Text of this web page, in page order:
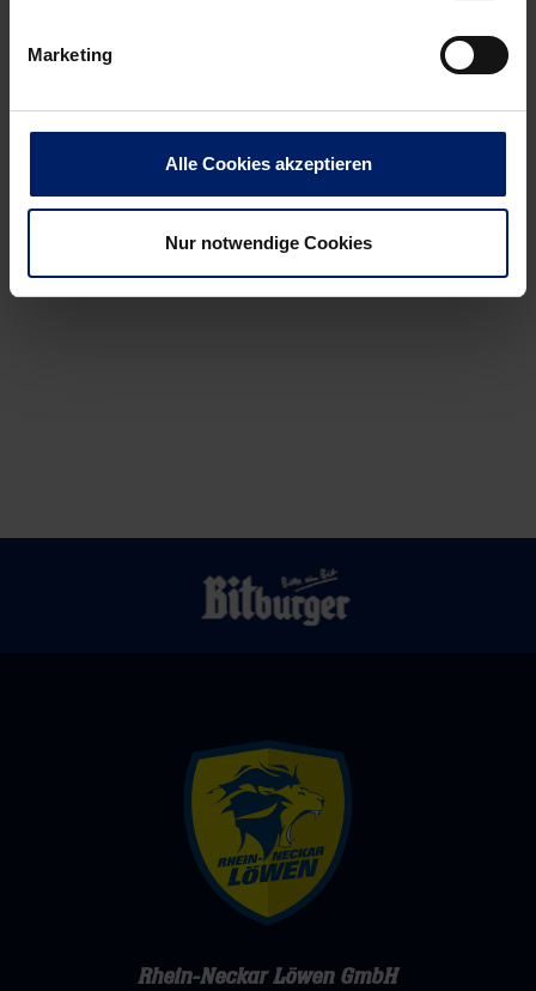
Marketing
Alle Cookies akzeptieren
Nur notwendige Cookies
Bundesliga-
Dino
soll
Weste
wahren
Rhein-Neckar Löwen GmbH